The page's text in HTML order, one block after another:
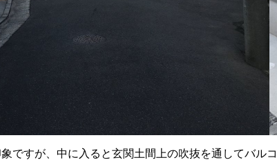
ですが、中に入ると玄関土間上の吹抜を通してバル